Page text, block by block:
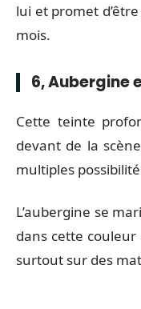
lui et promet
mois.
6, Aubergine
Cette teinte
devant de la
multiples
L’aubergine se
dans cette
surtout sur des